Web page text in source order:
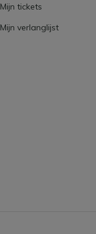
Mijn tickets
Mijn verlanglijst